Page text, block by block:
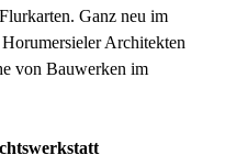
Ganz neu im
Architekten
von Bauwerken im